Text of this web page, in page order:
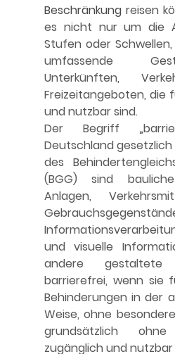
Beschränkung reisen
es nicht nur um die
Stufen oder
umfassende
Unterkünften,
Freizeitangeboten, die
und nutzbar sind.
Der Begriff
Deutschland gesetzlich
des
(BGG) sind
Anlagen,
und visuelle
andere gestaltete
barrierefrei, wenn sie
Behinderungen in der
Weise, ohne
grundsätzlich
zugänglich und nutzbar